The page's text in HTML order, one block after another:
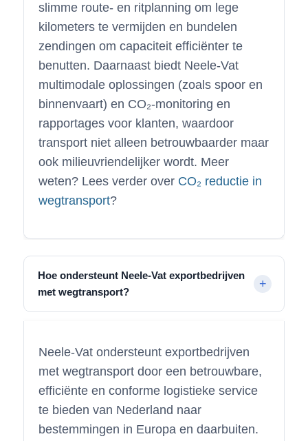
slimme route- en ritplanning om lege
kilometers te vermijden en bundelen
zendingen om capaciteit efficiënter te
benutten. Daarnaast biedt Neele-Vat
multimodale oplossingen (zoals spoor en
binnenvaart) en CO₂-monitoring en
rapportages voor klanten, waardoor
transport niet alleen betrouwbaarder maar
ook milieuvriendelijker wordt. Meer
weten? Lees verder over CO₂ reductie in
wegtransport?
Hoe ondersteunt Neele-Vat exportbedrijven
met wegtransport?
Neele-Vat ondersteunt exportbedrijven
met wegtransport door een betrouwbare,
efficiënte en conforme logistieke service
te bieden van Nederland naar
bestemmingen in Europa en daarbuiten.